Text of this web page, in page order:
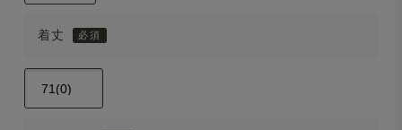
着丈